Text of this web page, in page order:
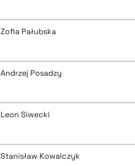
Zofia Pałubska
Andrzej Posadzy
Leon Siwecki
Stanisław Kowalczyk